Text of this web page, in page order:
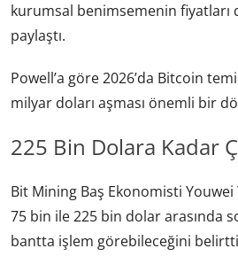
kurumsal benimsemenin fiyatları
paylaştı.
Powell’a göre 2026’da Bitcoin
milyar doları aşması önemli bir
225 Bin Dolara Kadar
Bit Mining Baş Ekonomisti Youwei
75 bin ile 225 bin dolar arasında
bantta işlem görebileceğini